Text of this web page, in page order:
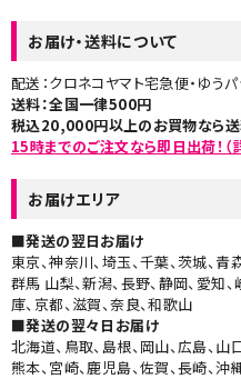
お届け・送料について
配送：クロネコヤマト宅急便・ゆうパ
送料：全国一律500円
税込20,000円以上のお買物なら送
15時までのご注文なら即日出荷！（
お届けエリア
■発送の翌日お届け
東京、神奈川、埼玉、千葉、茨城、青
群馬 山梨、新潟、長野、静岡、愛知
庫、京都、滋賀、奈良、和歌山
■発送の翌々日お届け​
北海道、鳥取、島根、岡山、広島、山
熊本、宮崎、鹿児島、佐賀、長崎、沖